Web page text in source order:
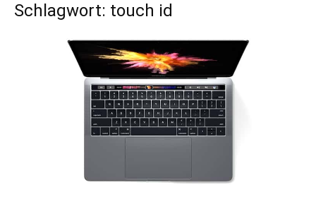
Schlagwort: touch id